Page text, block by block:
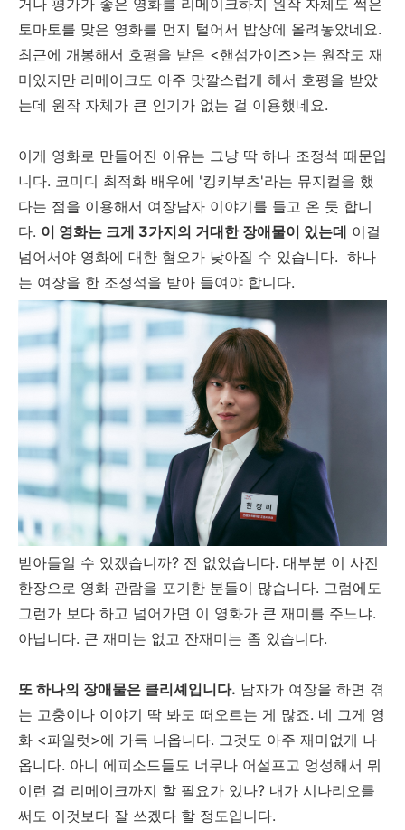
거나 평가가 좋은 영화를 리메이크하지 원작 자체도 썩은
토마토를 맞은 영화를 먼지 털어서 밥상에 올려놓았네요.
최근에 개봉해서 호평을 받은 <핸섬가이즈>는 원작도 재
미있지만 리메이크도 아주 맛깔스럽게 해서 호평을 받았
는데 원작 자체가 큰 인기가 없는 걸 이용했네요.
이게 영화로 만들어진 이유는 그냥 딱 하나 조정석 때문입
니다. 코미디 최적화 배우에 '킹키부츠'라는 뮤지컬을 했
다는 점을 이용해서 여장남자 이야기를 들고 온 듯 합니
다. 이 영화는 크게 3가지의 거대한 장애물이 있는데 이걸
넘어서야 영화에 대한 혐오가 낮아질 수 있습니다. 하나
는 여장을 한 조정석을 받아 들여야 합니다.
받아들일 수 있겠습니까? 전 없었습니다. 대부분 이 사진
한장으로 영화 관람을 포기한 분들이 많습니다. 그럼에도
그런가 보다 하고 넘어가면 이 영화가 큰 재미를 주느냐.
아닙니다. 큰 재미는 없고 잔재미는 좀 있습니다.
또 하나의 장애물은 클리셰입니다. 남자가 여장을 하면 겪
는 고충이나 이야기 딱 봐도 떠오르는 게 많죠. 네 그게 영
화 <파일럿>에 가득 나옵니다. 그것도 아주 재미없게 나
옵니다. 아니 에피소드들도 너무나 어설프고 엉성해서 뭐
이런 걸 리메이크까지 할 필요가 있나? 내가 시나리오를
써도 이것보다 잘 쓰겠다 할 정도입니다.